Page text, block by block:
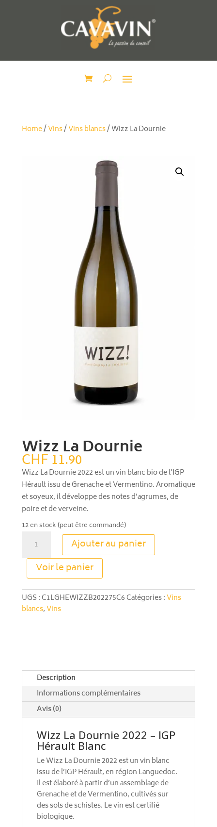
Home/Vins/Vins blancs/ Wizz La Dournie
Wizz La Dournie
CHF11.90
Wizz La Dournie 2022 est un vin blanc bio de l’IGP
Hérault issu de Grenache et Vermentino. Aromatique
et soyeux, il développe des notes d’agrumes, de
poire et de verveine.
12 en stock (peut être commandé)
Wizz
Dournie
Ajouter au panier
Voir le panier
A
l
e
:
UGS :C1LGHEWIZZB202275C6Catégories :Vins
blancs,Vins
Description
Informations complémentaires
Avis (0)
Wizz La Dournie 2022 – IGP
Hérault Blanc
Le Wizz La Dournie 2022 est un vin blanc
issu de l’IGP Hérault, en région Languedoc.
Il est élaboré à partir d’un assemblage de
Grenache et de Vermentino, cultivés sur
des sols de schistes. Le vin est certifié
biologique.